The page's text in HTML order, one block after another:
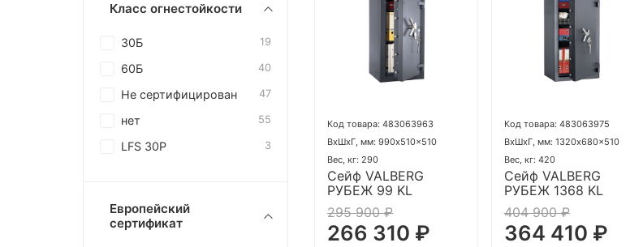
Код товара: 483063963
ВхШхГ, мм: 990x510x510
Вес, кг: 290
Сейф VALBERG
РУБЕЖ 99 KL
295 900 ₽
266 310 ₽
Код товара: 483063975
ВхШхГ, мм: 1320x680x510
Вес, кг: 420
Сейф VALBERG
РУБЕЖ 1368 KL
404 900 ₽
364 410 ₽
Класс огнестойкости
30Б 19
60Б 40
Не сертифицирован 47
нет 55
LFS 30P 3
Европейский
сертификат